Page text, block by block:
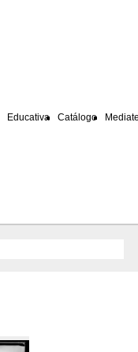
Educativa Catálogo